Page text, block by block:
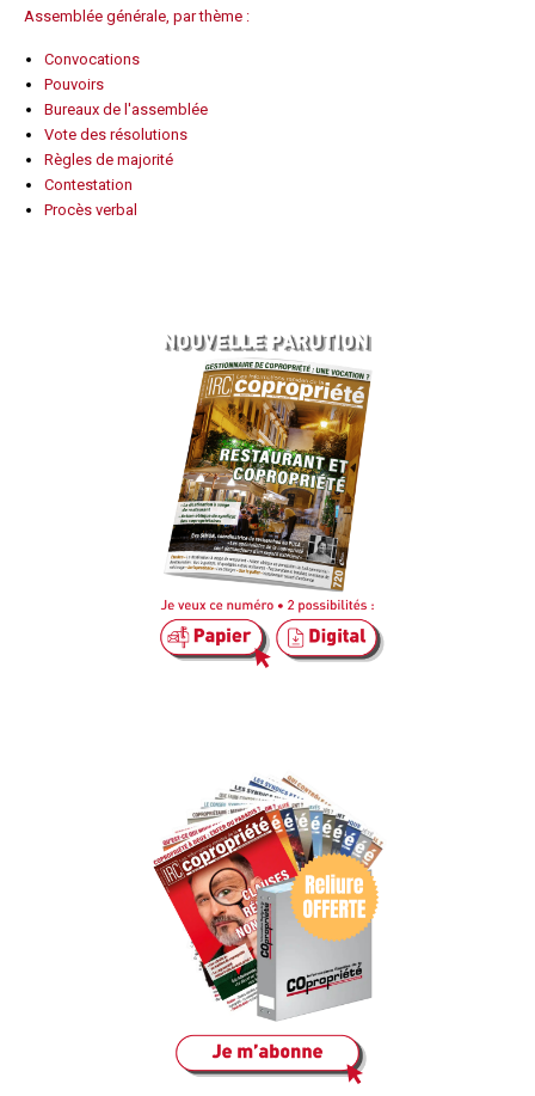
Questions/réponses
Études juridiques
Copro. en difficulté
Formez-vous !
Parole d'experts*
Assemblée générale, par thème :
Convocations
Pouvoirs
Bureaux de l'assemblée
Vote des résolutions
Règles de majorité
Contestation
Procès verbal